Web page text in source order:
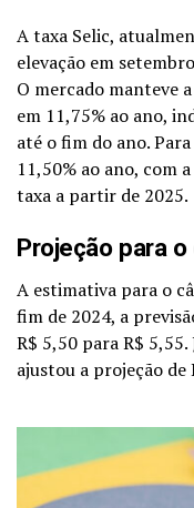
A taxa Selic,
elevação em
O mercado manteve
em 11,75% ao ano,
até o fim do ano.
11,50% ao ano, com
taxa a partir de 2025.
Projeção para o
A estimativa para o
fim de 2024, a
R$ 5,50 para R$
ajustou a projeção de